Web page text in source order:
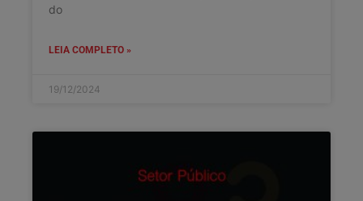
do
LEIA COMPLETO »
19/12/2024